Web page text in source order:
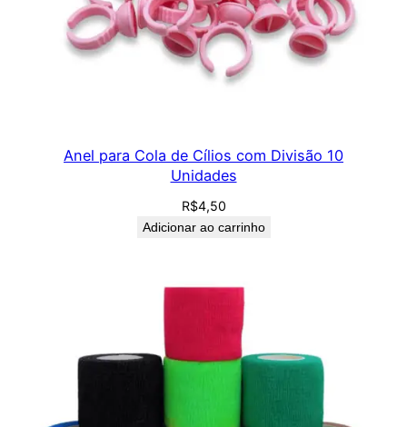
Anel para Cola de Cílios com Divisão 10
Unidades
R$4,50
Adicionar ao carrinho